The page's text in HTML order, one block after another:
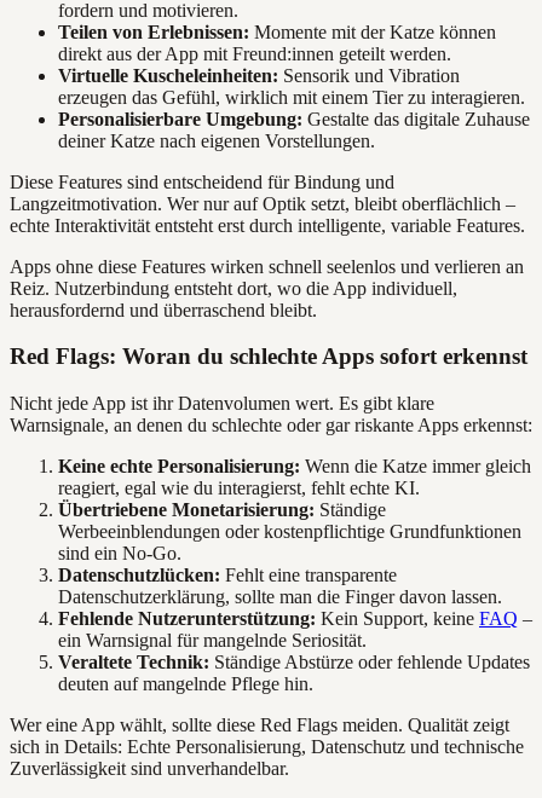
fordern und motivieren.
Teilen von Erlebnissen: Momente mit der Katze können
direkt aus der App mit Freund:innen geteilt werden.
Virtuelle Kuscheleinheiten: Sensorik und Vibration
erzeugen das Gefühl, wirklich mit einem Tier zu interagieren.
Personalisierbare Umgebung: Gestalte das digitale Zuhause
deiner Katze nach eigenen Vorstellungen.
Diese Features sind entscheidend für Bindung und
Langzeitmotivation. Wer nur auf Optik setzt, bleibt oberflächlich –
echte Interaktivität entsteht erst durch intelligente, variable Features.
Apps ohne diese Features wirken schnell seelenlos und verlieren an
Reiz. Nutzerbindung entsteht dort, wo die App individuell,
herausfordernd und überraschend bleibt.
Red Flags: Woran du schlechte Apps sofort erkennst
Nicht jede App ist ihr Datenvolumen wert. Es gibt klare
Warnsignale, an denen du schlechte oder gar riskante Apps erkennst:
Keine echte Personalisierung: Wenn die Katze immer gleich
reagiert, egal wie du interagierst, fehlt echte KI.
Übertriebene Monetarisierung: Ständige
Werbeeinblendungen oder kostenpflichtige Grundfunktionen
sind ein No-Go.
Datenschutzlücken: Fehlt eine transparente
Datenschutzerklärung, sollte man die Finger davon lassen.
Fehlende Nutzerunterstützung: Kein Support, keine FAQ –
ein Warnsignal für mangelnde Seriosität.
Veraltete Technik: Ständige Abstürze oder fehlende Updates
deuten auf mangelnde Pflege hin.
Wer eine App wählt, sollte diese Red Flags meiden. Qualität zeigt
sich in Details: Echte Personalisierung, Datenschutz und technische
Zuverlässigkeit sind unverhandelbar.